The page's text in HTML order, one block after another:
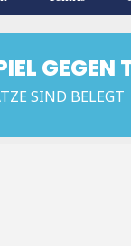
GEGEN
SIND BELEGT